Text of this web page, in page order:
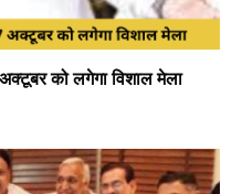
को लगेगा विशाल मेला